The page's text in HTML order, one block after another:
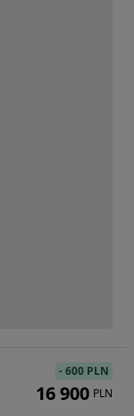
-600 PLN
16 900 PLN